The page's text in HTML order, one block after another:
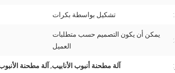
تشكيل بواسطة بكرات
يمكن أن يكون التصميم حسب متطلبات
العميل
آلة مطحنة أنبوب الأنابيب, آلة مطحنة